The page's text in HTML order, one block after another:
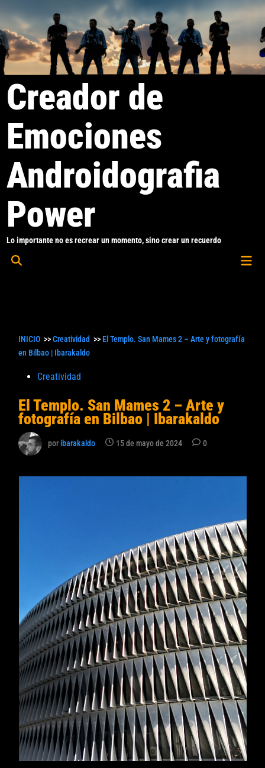
al
contenido
Creador de
Emociones
Androidografia
Power
Lo importante no es recrear un momento, sino crear un recuerdo
Abrir
INICIO >>Creatividad >> El Templo. San Mames 2 – Arte y fotografía
en Bilbao | Ibarakaldo
Publicado
Creatividad
El Templo. San Mames 2 – Arte y
fotografía en Bilbao | Ibarakaldo
poribarakaldo 15 de mayo de 2024 0